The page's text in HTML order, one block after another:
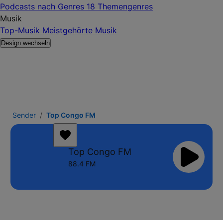
Podcasts nach Genres 18 Themengenres
Musik
Top-Musik Meistgehörte Musik
Design wechseln
Sender Top Congo FM
Top Congo FM
88.4 FM